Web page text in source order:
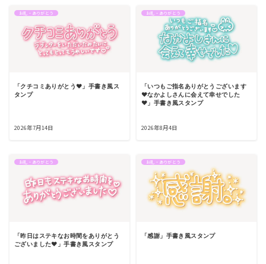
お礼・ありがとう
「クチコミありがとう♥」手書き風ス
タンプ
2026年7月14日
お礼・ありがとう
「いつもご指名ありがとうございます
♥なかよしさんに会えて幸せでした
♥」手書き風スタンプ
2026年8月4日
お礼・ありがとう
「昨日はステキなお時間をありがとう
ございました♥」手書き風スタンプ
お礼・ありがとう
「感謝」手書き風スタンプ